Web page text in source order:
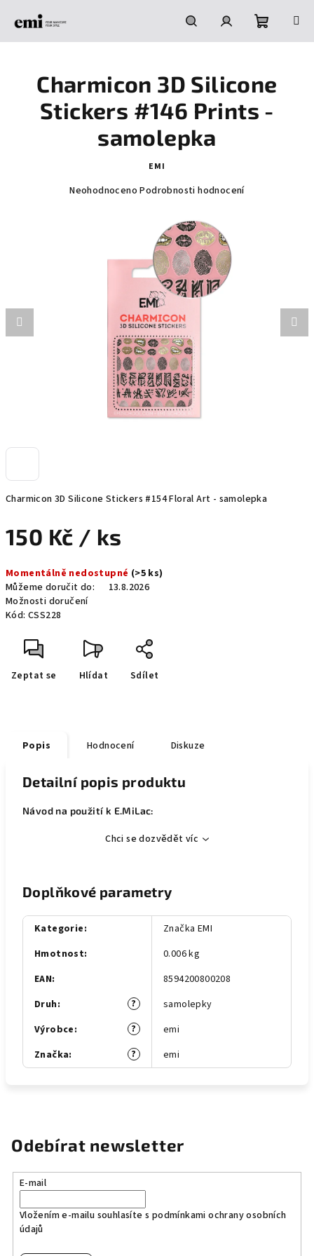
HledatPřihlášeníNákupní
košík
Charmicon 3D Silicone Stickers #154 Floral Art - samolepka
150 Kč / ks
cena:
Momentálně nedostupné (>5 ks)
Můžeme doručit do:
13.8.2026
Možnosti doručení
Kód: CSS228
Zeptat se Hlídat Sdílet
Charmicon 3D Silicone
Stickers #146 Prints -
samolepka
EMI
Průměrné
Neohodnoceno Podrobnosti hodnocení
Popis Hodnocení Diskuze
Detailní popis produktu
Návod na použití k E.MiLac:
Chci se dozvědět víc
Doplňkové parametry
Kategorie:
Značka EMI
Hmotnost:
0.006 kg
EAN:
8594200800208
?
Druh:
samolepky
?
Výrobce:
emi
?
Značka: emi
Odebírat newsletter
E-mail
Vložením e-mailu souhlasíte s podmínkami ochrany osobních
údajů